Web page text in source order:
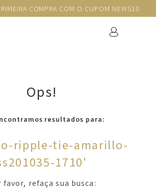
COMPRA COM O CUPOM NEWS10
Ops!
resultados para:
ripple-tie-amarillo-
1710'
favor, refaça sua busca: